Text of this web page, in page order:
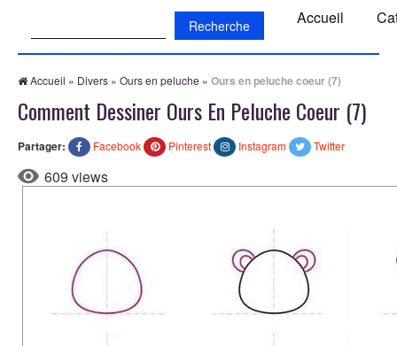
Accueil
Accueil » Divers » Ours en peluche » Ours en peluche coeur (7)
Comment Dessiner Ours En Peluche Coeur (7)
Partager: Facebook Pinterest Instagram Twitter
609 views